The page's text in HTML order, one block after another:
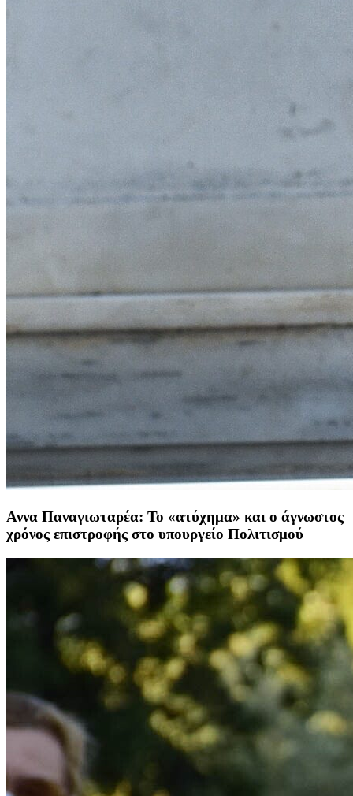
Αννα Παναγιωταρέα: Το «ατύχημα» και ο άγνωστος
χρόνος επιστροφής στο υπουργείο Πολιτισμού